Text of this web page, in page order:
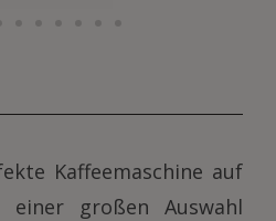
Kaffeemaschine auf
einer großen Auswahl